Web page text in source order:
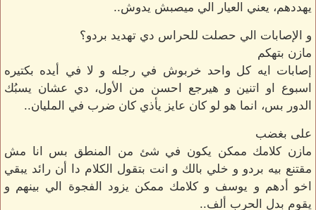
يهددهم، يعني العيار الي ميصبش يدوش..
و الإصابات الي حصلت للحراس دي تهديد بردو؟
مازن بتهكم
إصابات ايه كل واحد خربوش في رجله و لا في أيده بكتيره
اسبوع او اتنين و هيرجع احسن من الأول، دي عشان يسبُك
الدور بس، انما هو لو كان عايز يأذي كان ضرب في المليان..
على بغضب
مازن كلامك ممكن يكون في شئ من المنطق بس انا مش
مقتنع بيه بردو و خلي بالك و انت بتقول الكلام دا أن رائد يبقي
اخو أدهم و يوسف و كلامك ممكن يزود الفجوة الي بينهم و
يقوم بدل الحرب ألف..